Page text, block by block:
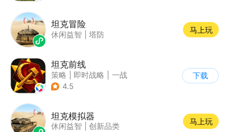
坦克冒险
休闲益智 塔防
马上玩
坦克前线
策略 即时战略
一战
| 战术竞技
4.5
下载
坦克模拟器
休闲益智 创新品类
马上玩